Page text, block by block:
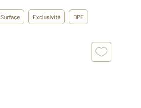
Surface Exclusivité DPE